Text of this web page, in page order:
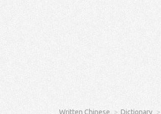
Written Chinese Dictionary